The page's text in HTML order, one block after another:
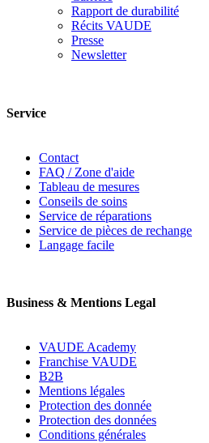
Rapport de durabilité
Récits VAUDE
Presse
Newsletter
Service
Contact
FAQ / Zone d'aide
Tableau de mesures
Conseils de soins
Service de réparations
Service de pièces de rechange
Langage facile
Business & Mentions Legal
VAUDE Academy
Franchise VAUDE
B2B
Mentions légales
Protection des donnée
Protection des données
Conditions générales